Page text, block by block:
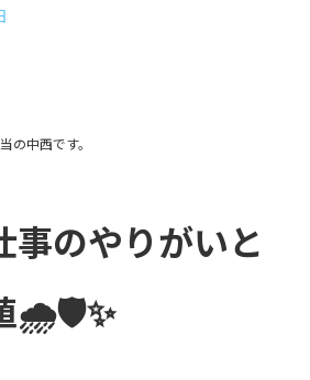
の中西です。
事のやりがいと
🌧️🛡️✨